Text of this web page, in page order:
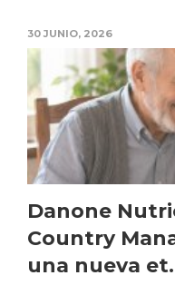
30 JUNIO, 2026
Danone
Country
una nueva